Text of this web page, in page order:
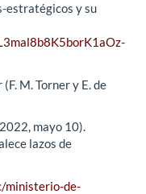
estratégicos y su
M. Torner y E. de
mayo 10).
lazos de
ministerio-de-